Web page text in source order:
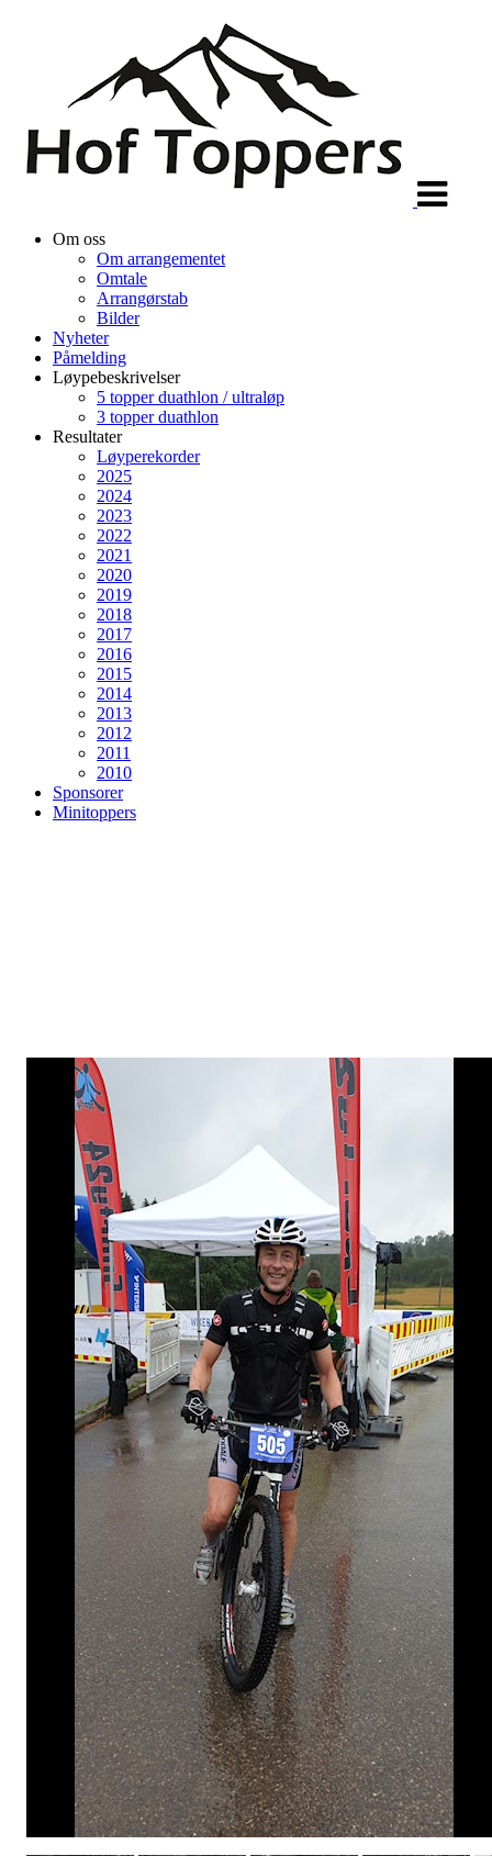
Om oss
Om arrangementet
Omtale
Arrangørstab
Bilder
Nyheter
Påmelding
Løypebeskrivelser
5 topper duathlon / ultraløp
3 topper duathlon
Resultater
Løyperekorder
2025
2024
2023
2022
2021
2020
2019
2018
2017
2016
2015
2014
2013
2012
2011
2010
Sponsorer
Minitoppers